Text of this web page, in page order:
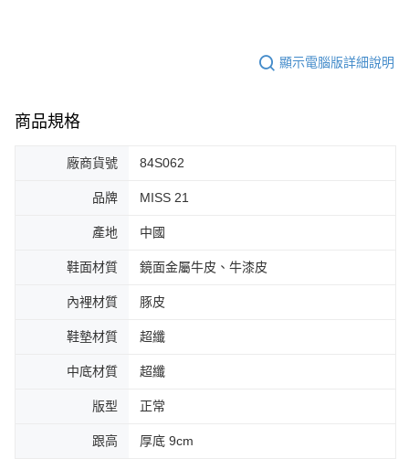
顯示電腦版詳細說明
商品規格
廠商貨號 84S062
品牌 MISS 21
產地 中國
鞋面材質 鏡面金屬牛皮、牛漆皮
內裡材質 豚皮
鞋墊材質 超纖
中底材質 超纖
版型 正常
跟高 厚底 9cm